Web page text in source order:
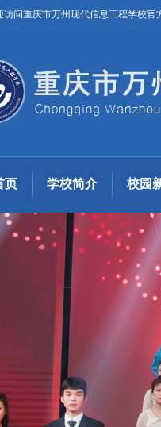
访问重庆市万州现代信息工程学校官
页 学校简介 校园